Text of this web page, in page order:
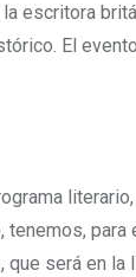
la escritora
El
para
, que será en la